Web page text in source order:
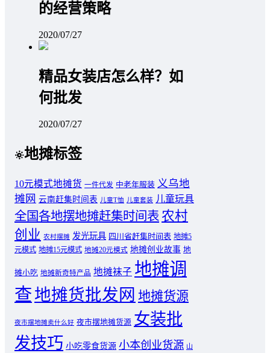
的经营策略
2020/07/27
精品女装店怎么样？如
何批发
2020/07/27
地摊标签
10元模式地摊货 一件代发 中老年服装 义乌地
摊网 云南赶集时间表 儿童T恤 儿童套装 儿童玩具
全国各地摆地摊赶集时间表 农村
创业 农村摆摊 发光玩具 四川省赶集时间表 地摊5
元模式 地摊15元模式 地摊20元模式 地摊创业故事 地
摊小吃 地摊新奇特产品 地摊袜子 地摊调
查地摊货批发网 地摊货源
夜市摆地摊卖什么好 夜市摆地摊货源 女装批
发技巧 小吃零食货源 小本创业货源 山